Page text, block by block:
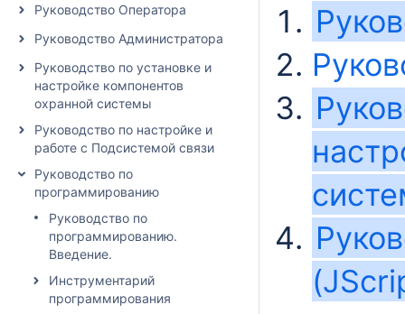
Руководство Оператора
Руководство Администратора
Руководство по установке и
настройке компонентов
охранной системы
Руководство по настройке и
работе с Подсистемой связи
Руководство по
программированию
Руководство по
программированию.
Введение.
Инструментарий
программирования